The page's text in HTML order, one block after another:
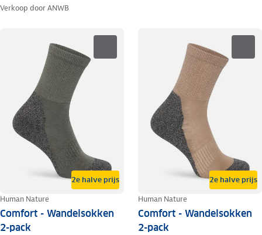
Verkoop doorANWB
2e halve prijs
Human Nature
Comfort - Wandelsokken
2-pack
2e halve prijs
Human Nature
Comfort - Wandelsokken
2-pack